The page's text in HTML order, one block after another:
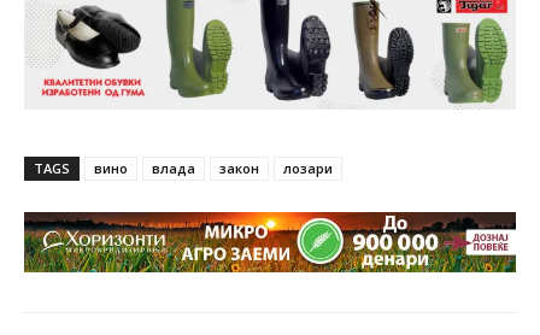
TAGS вино влада закон лозари